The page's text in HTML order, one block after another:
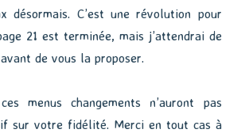
désormais. C’est une révolution pour
21 est terminée, mais j’attendrai de
de vous la proposer.
menus changements n’auront pas
sur votre fidélité. Merci en tout cas à